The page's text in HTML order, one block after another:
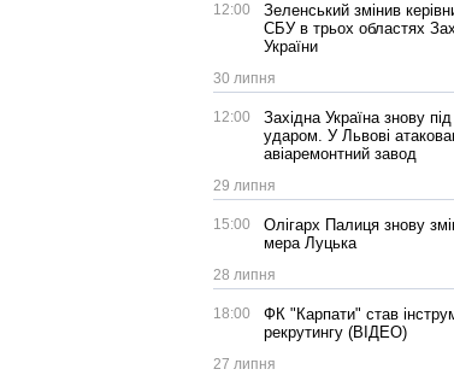
12:00
Зеленський змінив
СБУ в трьох областях
України
30 липня
12:00
Західна Україна знову під
ударом. У Львові
авіаремонтний завод
29 липня
15:00
Олігарх Палиця знову
мера Луцька
28 липня
18:00
ФК "Карпати" став
рекрутингу (ВІДЕО)
27 липня